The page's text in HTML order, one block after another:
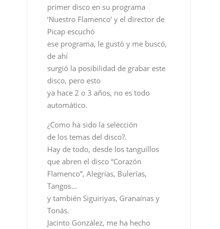
primer disco en su programa
‘Nuestro Flamenco’ y el director de
Picap escuchó
ese programa, le gustó y me buscó,
de ahí
surgió la posibilidad de grabar este
disco, pero esto
ya hace 2 o 3 años, no es todo
automático.
¿Como ha sido la selección
de los temas del disco?.
Hay de todo, desde los tanguillos
que abren el disco “Corazón
Flamenco”, Alegrías, Bulerías,
Tangos…
y también Siguiriyas, Granaínas y
Tonás.
Jacinto González, me ha hecho